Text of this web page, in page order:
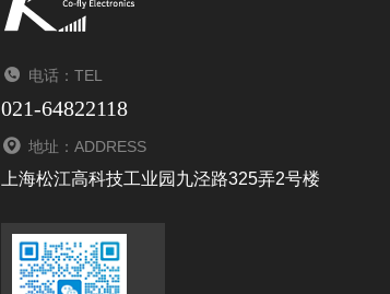
电话：TEL
021-64822118
地址：ADDRESS
上海松江高科技工业园九泾路325弄2号楼